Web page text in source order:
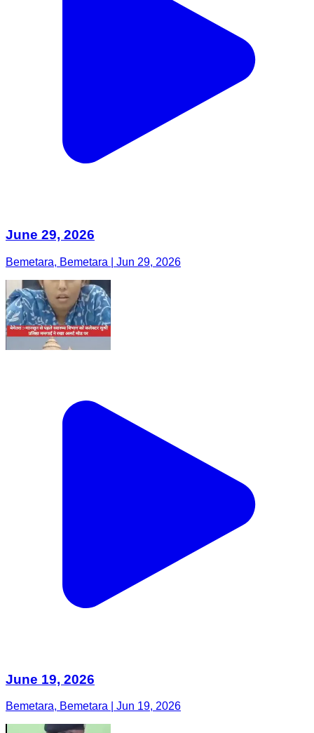
June 29, 2026
Bemetara, Bemetara | Jun 29, 2026
June 19, 2026
Bemetara, Bemetara | Jun 19, 2026